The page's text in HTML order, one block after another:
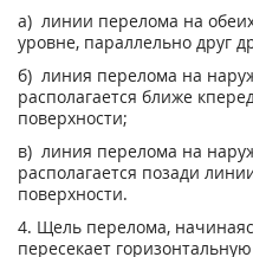
а) линии перелома на
уровне, параллельно друг
б) линия перелома на
располагается ближе
поверхности;
в) линия перелома на
располагается позади
поверхности.
4. Щель перелома,
пересекает